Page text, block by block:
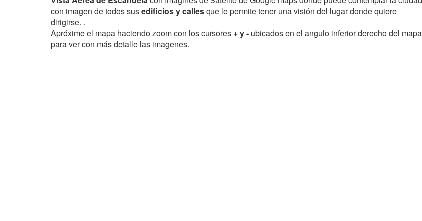
con imagen de todos susedificios y callesque le permite tener una visión del lugar donde quiere
dirigirse. .
Apróxime el mapa haciendo zoom con los cursores + y - ubicados en el angulo inferior derecho del mapa
para ver con más detalle las imagenes.